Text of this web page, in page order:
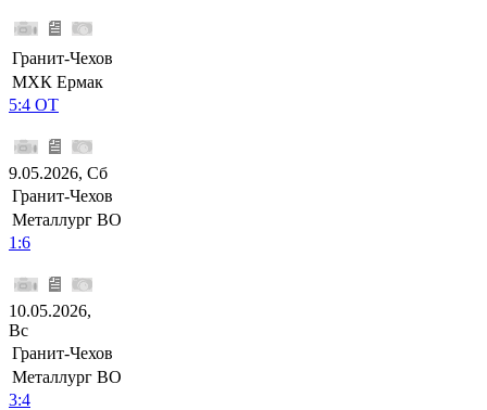
Гранит-Чехов
МХК Ермак
5:4 ОТ
9.05.2026, Сб
Гранит-Чехов
Металлург ВО
1:6
10.05.2026,
Вс
Гранит-Чехов
Металлург ВО
3:4